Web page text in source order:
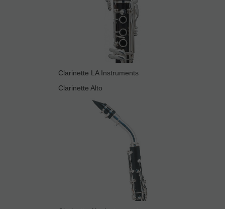
Clarinette LA Instruments
Clarinette Alto